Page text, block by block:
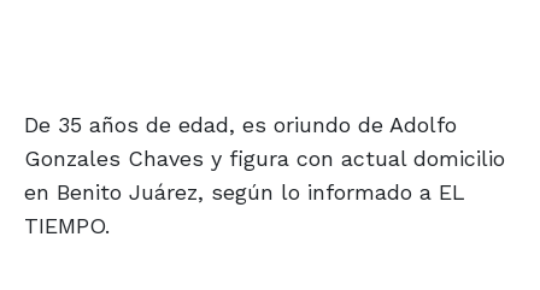
De 35 años de edad, es oriundo de Adolfo
Gonzales Chaves y figura con actual domicilio
en Benito Juárez, según lo informado a EL
TIEMPO.